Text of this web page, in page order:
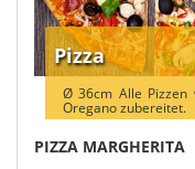
Pizza
Ø 36cm Alle Pizzen
Oregano zubereitet.
PIZZA MARGHERITA